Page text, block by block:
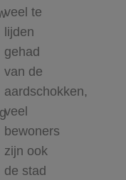
veel te
lijden
gehad
van de
aardschokken,
veel
bewoners
zijn ook
de stad